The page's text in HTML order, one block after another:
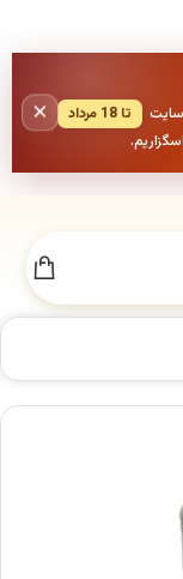
سایت
تا 18 مرداد
×